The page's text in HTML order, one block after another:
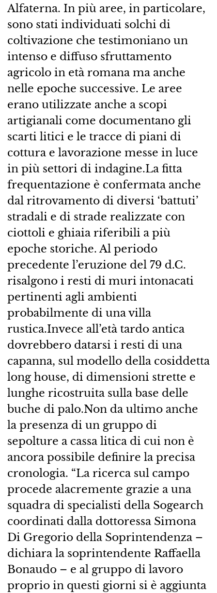
Alfaterna. In più aree, in particolare,
sono stati individuati solchi di
coltivazione che testimoniano un
intenso e diffuso sfruttamento
agricolo in età romana ma anche
nelle epoche successive. Le aree
erano utilizzate anche a scopi
artigianali come documentano gli
scarti litici e le tracce di piani di
cottura e lavorazione messe in luce
in più settori di indagine.La fitta
frequentazione è confermata anche
dal ritrovamento di diversi ‘battuti’
stradali e di strade realizzate con
ciottoli e ghiaia riferibili a più
epoche storiche. Al periodo
precedente l’eruzione del 79 d.C.
risalgono i resti di muri intonacati
pertinenti agli ambienti
probabilmente di una villa
rustica.Invece all’età tardo antica
dovrebbero datarsi i resti di una
capanna, sul modello della cosiddetta
long house, di dimensioni strette e
lunghe ricostruita sulla base delle
buche di palo.Non da ultimo anche
la presenza di un gruppo di
sepolture a cassa litica di cui non è
ancora possibile definire la precisa
cronologia. “La ricerca sul campo
procede alacremente grazie a una
squadra di specialisti della Sogearch
coordinati dalla dottoressa Simona
Di Gregorio della Soprintendenza –
dichiara la soprintendente Raffaella
Bonaudo – e al gruppo di lavoro
proprio in questi giorni si è aggiunta